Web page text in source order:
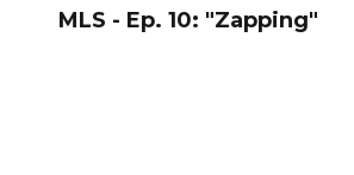
MLS - Ep. 10: "Zapping"